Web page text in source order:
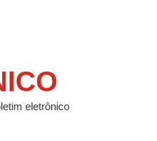
eletrônico